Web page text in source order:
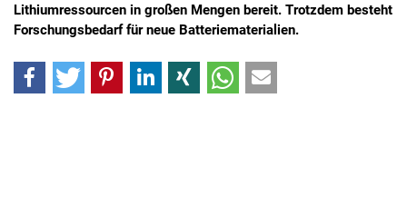
Lithiumressourcen in großen Mengen bereit. Trotzdem besteht
Forschungsbedarf für neue Batteriematerialien.